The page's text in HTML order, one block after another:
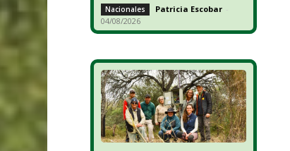
Nacionales Patricia Escobar -
04/08/2026